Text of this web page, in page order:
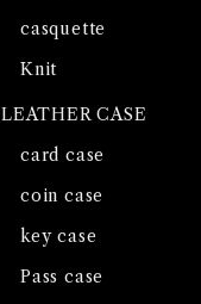
casquette
Knit
LEATHER CASE
card case
coin case
key case
Pass case